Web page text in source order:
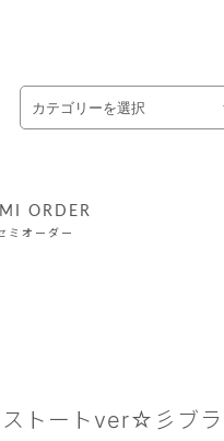
ORDER
ミオーダー
ストートver☆彡ブ